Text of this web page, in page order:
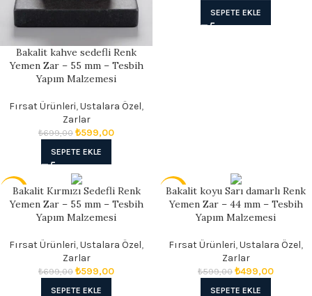
Bakalit kahve sedefli Renk
Yemen Zar – 55 mm – Tesbih
Yapım Malzemesi
Fırsat Ürünleri,Ustalara Özel,
Zarlar
₺699,00 ₺599,00
SEPETE EKLE
SEPETE EKLE
- 14%
Bakalit Kırmızı Sedefli Renk
Yemen Zar – 55 mm – Tesbih
Yapım Malzemesi
Fırsat Ürünleri,Ustalara Özel,
Zarlar
₺699,00 ₺599,00
SEPETE EKLE
- 17%
Bakalit koyu Sarı damarlı Renk
Yemen Zar – 44 mm – Tesbih
Yapım Malzemesi
Fırsat Ürünleri,Ustalara Özel,
Zarlar
₺599,00 ₺499,00
SEPETE EKLE